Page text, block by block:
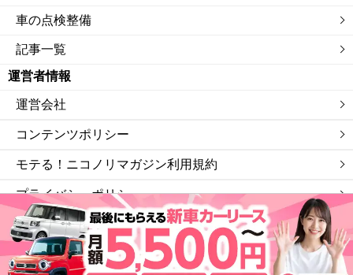
車の点検整備
記事一覧
運営者情報
運営会社
コンテンツポリシー
モテる！ニコノリマガジン利用規約
プライバシーポリシー
サイトマップ
私たちは「ニコニコレンタカー」を運営する会社です。